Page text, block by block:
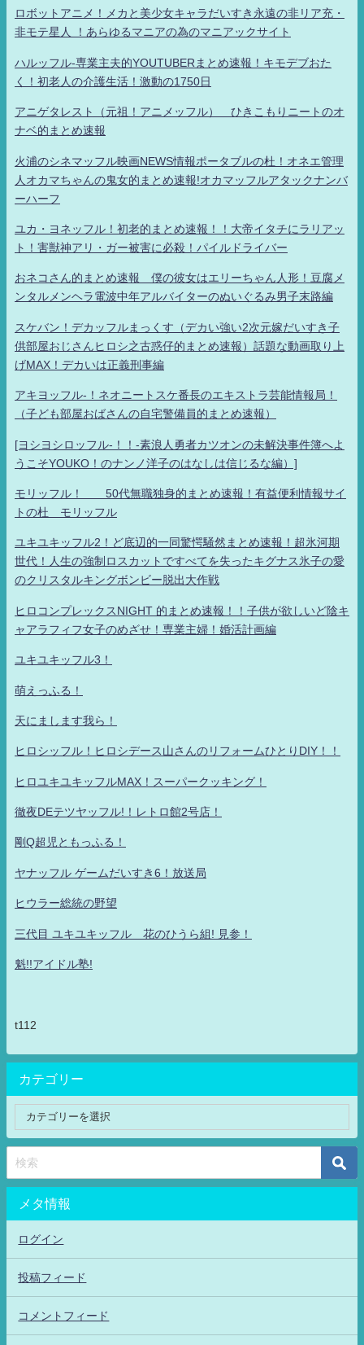
ロボットアニメ！メカと美少女キャラだいすき永遠の非リア充・
非モテ星人 ！あらゆるマニアの為のマニアックサイト
ハルッフル-専業主夫的YOUTUBERまとめ速報！キモデブおた
く！初老人の介護生活！激動の1750日
アニゲタレスト（元祖！アニメッフル） ひきこもりニートのオ
ナベ的まとめ速報
火浦のシネマッフル映画NEWS情報ポータブルの杜！オネエ管理
人オカマちゃんの鬼女的まとめ速報!オカマッフルアタックナンバ
ーハーフ
ユカ・ヨネッフル！初老的まとめ速報！！大帝イタチにラリアッ
ト！害獣神アリ・ガー被害に必殺！パイルドライバー
おネコさん的まとめ速報 僕の彼女はエリーちゃん人形！豆腐メ
ンタルメンヘラ電波中年アルバイターのぬいぐるみ男子末路編
スケバン！デカッフルまっくす（デカい強い2次元嫁だいすき子
供部屋おじさんヒロシ之古惑仔的まとめ速報）話題な動画取り上
げMAX！デカいは正義刑事編
アキヨッフル-！ネオニートスケ番長のエキストラ芸能情報局！
（子ども部屋おばさんの自宅警備員的まとめ速報）
[ヨシヨシロッフル-！！-素浪人勇者カツオンの未解決事件簿へよ
うこそYOUKO！のナンノ洋子のはなしは信じるな編）]
モリッフル！ 50代無職独身的まとめ速報！有益便利情報サイ
トの杜 モリッフル
ユキユキッフル2！ど底辺的一同驚愕騒然まとめ速報！超氷河期
世代！人生の強制ロスカットですべてを失ったキグナス氷子の愛
のクリスタルキングボンビー脱出大作戦
ヒロコンプレックスNIGHT 的まとめ速報！！子供が欲しいど陰キ
ャアラフィフ女子のめざせ！専業主婦！婚活計画編
ユキユキッフル3！
萌えっふる！
天にまします我ら！
ヒロシッフル！ヒロシデース山さんのリフォームひとりDIY！！
ヒロユキユキッフルMAX！スーパークッキング！
徹夜DEテツヤッフル!！レトロ館2号店！
剛Q超児ともっふる！
ヤナッフル ゲームだいすき6！放送局
ヒウラー総統の野望
三代目 ユキユキッフル 花のひうら組! 見参！
魁!!アイドル塾!
t112
カテゴリー
メタ情報
ログイン
投稿フィード
コメントフィード